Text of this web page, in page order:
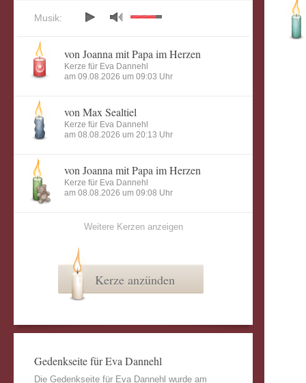
Musik:
von Joanna mit Papa im Herzen
Kerze für Eva Dannehl
am 09.08.2026 um 09:03 Uhr
von Max Sealtiel
Kerze für Eva Dannehl
am 08.08.2026 um 20:13 Uhr
von Joanna mit Papa im Herzen
Kerze für Eva Dannehl
am 08.08.2026 um 09:08 Uhr
Weitere Kerzen anzeigen
Kerze anzünden
Gedenkseite für Eva Dannehl
Die Gedenkseite für Eva Dannehl wurde am